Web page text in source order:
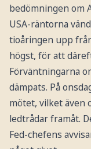
bedömningen om
USA-räntorna
tioåringen upp
högst, för att
Förväntningarna
dämpats. På
mötet, vilket även
ledtrådar framåt.
Fed-chefens